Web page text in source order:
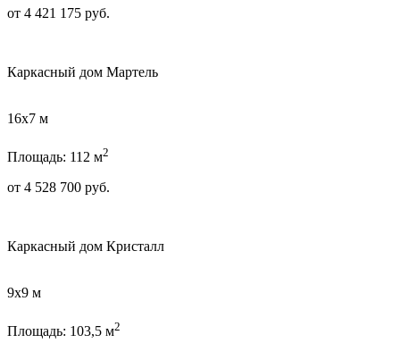
от 4 421 175 руб.
Каркасный дом Мартель
16х7 м
Площадь: 112 м2
от 4 528 700 руб.
Каркасный дом Кристалл
9х9 м
Площадь: 103,5 м2